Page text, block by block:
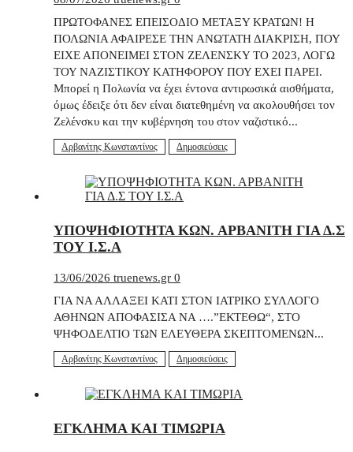
ΠΡΩΤΟΦΑΝΕΣ ΕΠΕΙΣΟΔΙΟ ΜΕΤΑΞΥ ΚΡΑΤΩΝ! Η
ΠΟΛΩΝΙΑ ΑΦΑΙΡΕΣΕ ΤΗΝ ΑΝΩΤΑΤΗ ΔΙΑΚΡΙΣΗ, ΠΟΥ
ΕΙΧΕ ΑΠΟΝΕΙΜΕΙ ΣΤΟΝ ΖΕΛΕΝΣΚΥ ΤΟ 2023, ΛΟΓΩ
ΤΟΥ ΝΑΖΙΣΤΙΚΟΥ ΚΑΤΗΦΟΡΟΥ ΠΟΥ ΕΧΕΙ ΠΑΡΕΙ.
Μπορεί η Πολωνία να έχει έντονα αντιρωσικά αισθήματα,
όμως έδειξε ότι δεν είναι διατεθημένη να ακολουθήσει τον
Ζελένσκυ και την κυβέρνηση του στον ναζιστικό...
Αρβανίτης Κωνσταντίνος Δημοσιεύσεις
ΥΠΟΨΗΦΙΟΤΗΤΑ ΚΩΝ. ΑΡΒΑΝΙΤΗ ΓΙΑ Δ.Σ
ΤΟΥ Ι.Σ.Α
13/06/2026 truenews.gr 0
ΓΙΑ ΝΑ ΑΛΛΑΞΕΙ ΚΑΤΙ ΣΤΟΝ ΙΑΤΡΙΚΟ ΣΥΛΛΟΓΟ
ΑΘΗΝΩΝ ΑΠΟΦΑΣΙΣΑ ΝΑ ….”ΕΚΤΕΘΩ“, ΣΤΟ
ΨΗΦΟΔΕΛΤΙΟ ΤΩΝ ΕΛΕΥΘΕΡΑ ΣΚΕΠΤΟΜΕΝΩΝ...
Αρβανίτης Κωνσταντίνος Δημοσιεύσεις
ΕΓΚΛΗΜΑ ΚΑΙ ΤΙΜΩΡΙΑ